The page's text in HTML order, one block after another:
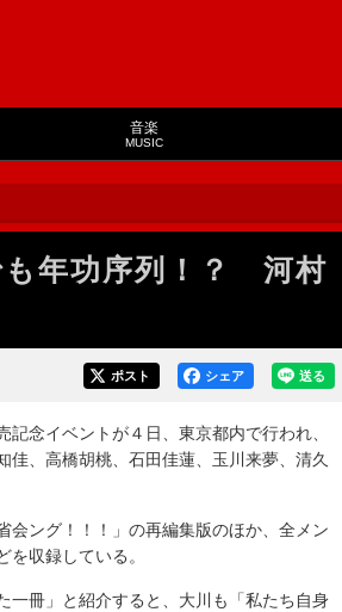
音楽
MUSIC
も年功序列！？ 河村
送る
シェア
ポスト
念イベントが４日、東京都内で行われ、
佳、高橋胡桃、石田佳蓮、玉川来夢、清久
ング！！！」の再編集版のほか、全メン
収録している。
冊」と紹介すると、大川も「私たち自身